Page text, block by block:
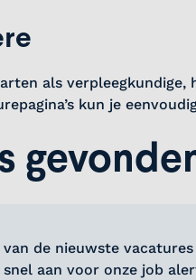
als verpleegkundige,
kun je
de nieuwste vacatures
aan voor onze job